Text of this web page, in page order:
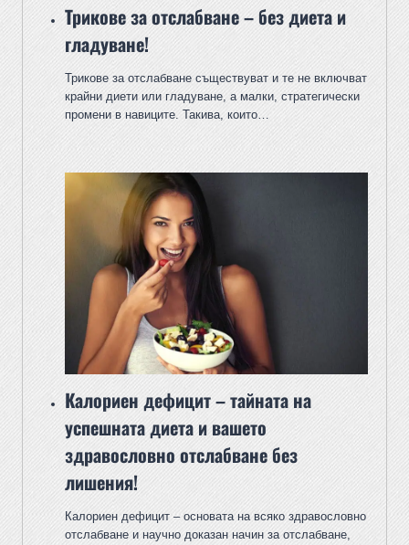
Трикове за отслабване – без диета и
гладуване!
Трикове за отслабване съществуват и те не включват
крайни диети или гладуване, а малки, стратегически
промени в навиците. Такива, които…
Калориен дефицит – тайната на
успешната диета и вашето
здравословно отслабване без
лишения!
Калориен дефицит – основата на всяко здравословно
отслабване и научно доказан начин за отслабване,